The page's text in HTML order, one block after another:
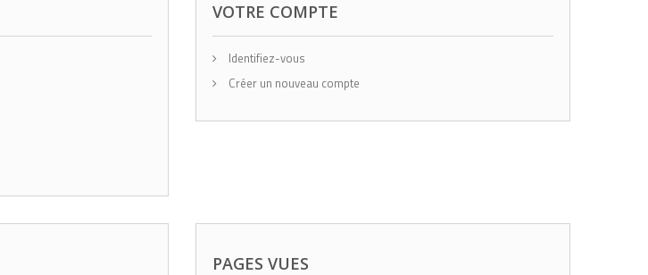
VOTRE COMPTE
Identifiez-vous
Créer un nouveau compte
PAGES VUES